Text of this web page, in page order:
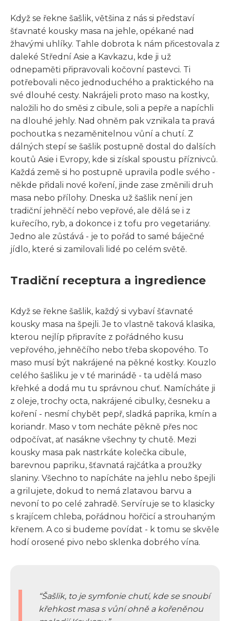
Když se řekne šašlik, většina z nás si představí
šťavnaté kousky masa na jehle, opékané nad
žhavými uhlíky. Tahle dobrota k nám přicestovala z
daleké Střední Asie a Kavkazu, kde ji už
odnepaměti připravovali kočovní pastevci. Ti
potřebovali něco jednoduchého a praktického na
své dlouhé cesty. Nakrájeli proto maso na kostky,
naložili ho do směsi z cibule, soli a pepře a napíchli
na dlouhé jehly. Nad ohněm pak vznikala ta pravá
pochoutka s nezaměnitelnou vůní a chutí. Z
dálných stepí se šašlik postupně dostal do dalších
koutů Asie i Evropy, kde si získal spoustu příznivců.
Každá země si ho postupně upravila podle svého -
někde přidali nové koření, jinde zase změnili druh
masa nebo přílohy. Dneska už šašlik není jen
tradiční jehněčí nebo vepřové, ale dělá se i z
kuřecího, ryb, a dokonce i z tofu pro vegetariány.
Jedno ale zůstává - je to pořád to samé báječné
jídlo, které si zamilovali lidé po celém světě.
Tradiční receptura a ingredience
Když se řekne šašlik, každý si vybaví šťavnaté
kousky masa na špejli. Je to vlastně taková klasika,
kterou nejlíp připravíte z pořádného kusu
vepřového, jehněčího nebo třeba skopového. To
maso musí být nakrájené na pěkné kostky. Kouzlo
celého šašliku je v té marinádě - ta udělá maso
křehké a dodá mu tu správnou chuť. Namícháte ji
z oleje, trochy octa, nakrájené cibulky, česneku a
koření - nesmí chybět pepř, sladká paprika, kmín a
koriandr. Maso v tom necháte pěkně přes noc
odpočívat, ať nasákne všechny ty chutě. Mezi
kousky masa pak nastrkáte kolečka cibule,
barevnou papriku, šťavnatá rajčátka a proužky
slaniny. Všechno to napícháte na jehlu nebo špejli
a grilujete, dokud to nemá zlatavou barvu a
nevoní to po celé zahradě. Servíruje se to klasicky
s krajícem chleba, pořádnou hořčicí a strouhaným
křenem. A co si budeme povídat - k tomu se skvěle
hodí orosené pivo nebo sklenka dobrého vína.
Šašlik, to je symfonie chutí, kde se snoubí
křehkost masa s vůní ohně a kořeněnou